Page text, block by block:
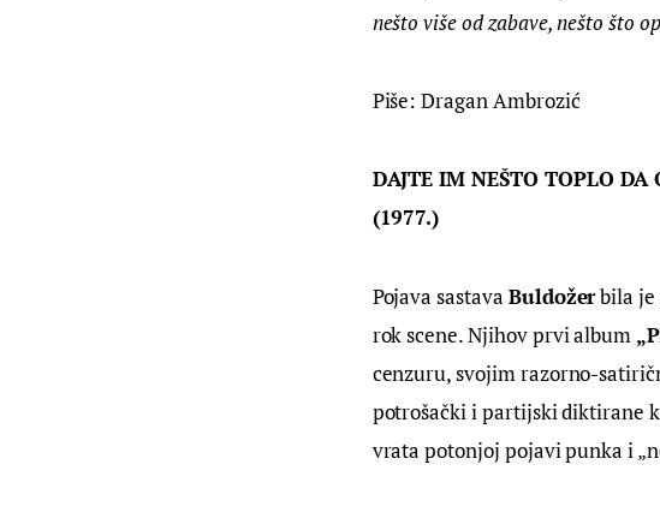
nešto više od zabave, nešto što
Piše: Dragan Ambrozić
DAJTE IM NEŠTO TOPLO
(1977.)
Pojava sastava Buldožer bila je
rok scene. Njihov prvi album
cenzuru, svojim razorno-
potrošački i partijski diktirane
vrata potonjoj pojavi punka i